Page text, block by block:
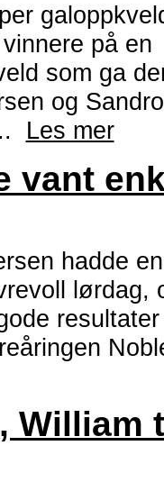
på en
som ga
og
Les mer
vant
hadde
lørdag,
William